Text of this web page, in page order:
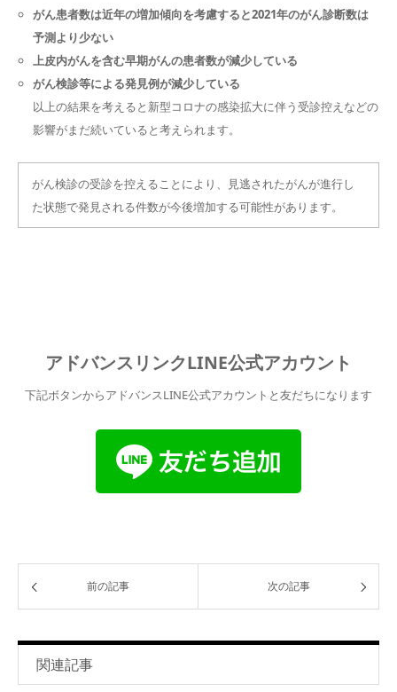
がん患者数は近年の増加傾向を考慮すると2021年のがん診断数は
予測より少ない
上皮内がんを含む早期がんの患者数が減少している
がん検診等による発見例が減少している
以上の結果を考えると新型コロナの感染拡大に伴う受診控えなどの
影響がまだ続いていると考えられます。
がん検診の受診を控えることにより、見逃されたがんが進行し
た状態で発見される件数が今後増加する可能性があります。
アドバンスリンクLINE公式アカウント
下記ボタンからアドバンスLINE公式アカウントと友だちになります
前の記事 次の記事
関連記事